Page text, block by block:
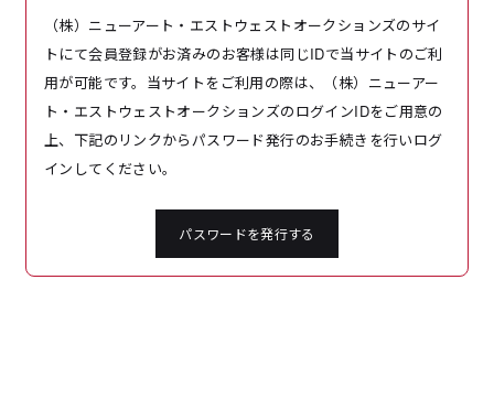
（株）ニューアート・エストウェストオークションズのサイ
トにて会員登録がお済みのお客様は同じIDで当サイトのご利
用が可能です。当サイトをご利用の際は、（株）ニューアー
ト・エストウェストオークションズのログインIDをご用意の
上、下記のリンクからパスワード発行のお手続きを行いログ
インしてください。
パスワードを発行する